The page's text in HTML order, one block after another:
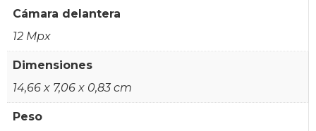
Cámara delantera
12 Mpx
Dimensiones
14,66 x 7,06 x 0,83 cm
Peso